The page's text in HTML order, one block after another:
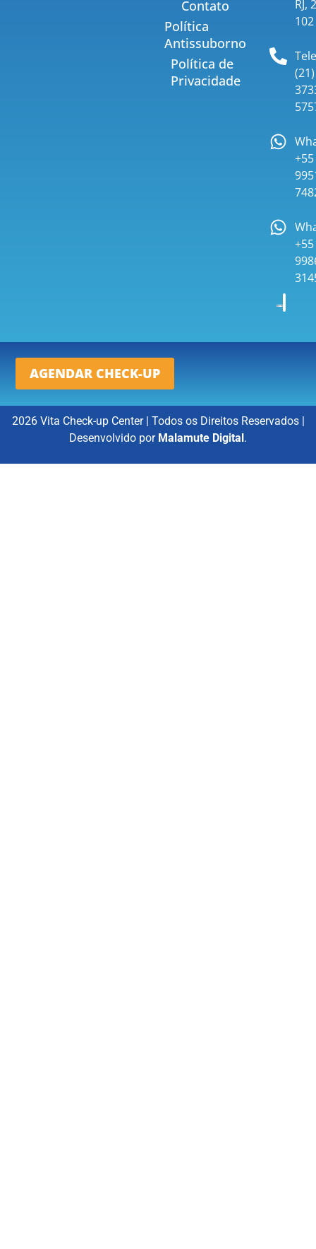
Contato
Política
Antissuborno
Política de
Privacidade
RJ,
102
(21)
AGENDAR CHECK-UP
2026 Vita Check-up Center | Todos os Direitos Reservados |
Desenvolvido por Malamute Digital.